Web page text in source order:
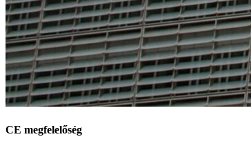
CE megfelelőség